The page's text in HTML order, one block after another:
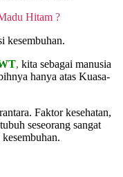
Hitam ?
kesembuhan.
, kita sebagai manusia
hanya atas Kuasa-
Faktor kesehatan,
seseorang sangat